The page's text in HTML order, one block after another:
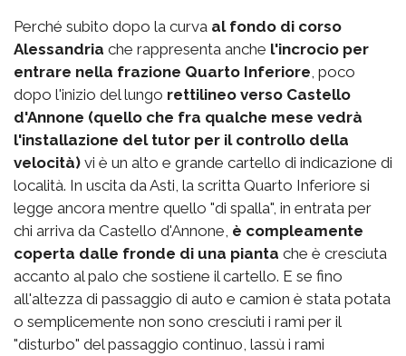
Perché subito dopo la curva al fondo di corso
Alessandria che rappresenta anche l'incrocio per
entrare nella frazione Quarto Inferiore , poco
dopo l'inizio del lungo rettilineo verso Castello
d'Annone (quello che fra qualche mese vedrà
l'installazione del tutor per il controllo della
velocità) vi è un alto e grande cartello di indicazione di
località. In uscita da Asti, la scritta Quarto Inferiore si
legge ancora mentre quello "di spalla", in entrata per
chi arriva da Castello d'Annone, è compleamente
coperta dalle fronde di una pianta che è cresciuta
accanto al palo che sostiene il cartello. E se fino
all'altezza di passaggio di auto e camion è stata potata
o semplicemente non sono cresciuti i rami per il
"disturbo" del passaggio continuo, lassù i rami